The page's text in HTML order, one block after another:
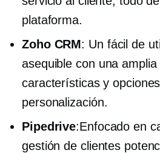
plataforma.
Zoho CRM: Un fácil de
asequible con una
características y
personalización.
Pipedrive:Enfocado en
gestión de clientes